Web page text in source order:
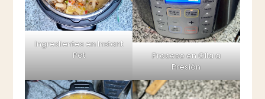
Ingredientes en Instant
Pot
Proceso en Olla a
Presión